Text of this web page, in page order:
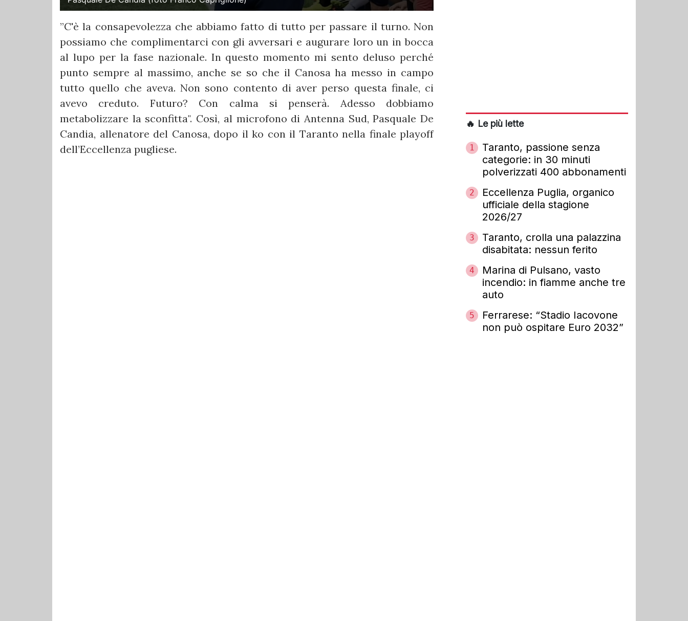
”C'è la consapevolezza che abbiamo fatto di tutto per passare il turno. Non
possiamo che complimentarci con gli avversari e augurare loro un in bocca
al lupo per la fase nazionale. In questo momento mi sento deluso perché
punto sempre al massimo, anche se so che il Canosa ha messo in campo
tutto quello che aveva. Non sono contento di aver perso questa finale, ci
avevo creduto. Futuro? Con calma si penserà. Adesso dobbiamo
metabolizzare la sconfitta". Così, al microfono di Antenna Sud, Pasquale De
Candia, allenatore del Canosa, dopo il ko con il Taranto nella finale playoff
dell’Eccellenza pugliese.
🔥 Le più lette
1
Taranto, passione senza
categorie: in 30 minuti
polverizzati 400 abbonamenti
2
Eccellenza Puglia, organico
ufficiale della stagione
2026/27
3
Taranto, crolla una palazzina
disabitata: nessun ferito
4
Marina di Pulsano, vasto
incendio: in fiamme anche tre
auto
5
Ferrarese: “Stadio Iacovone
non può ospitare Euro 2032”